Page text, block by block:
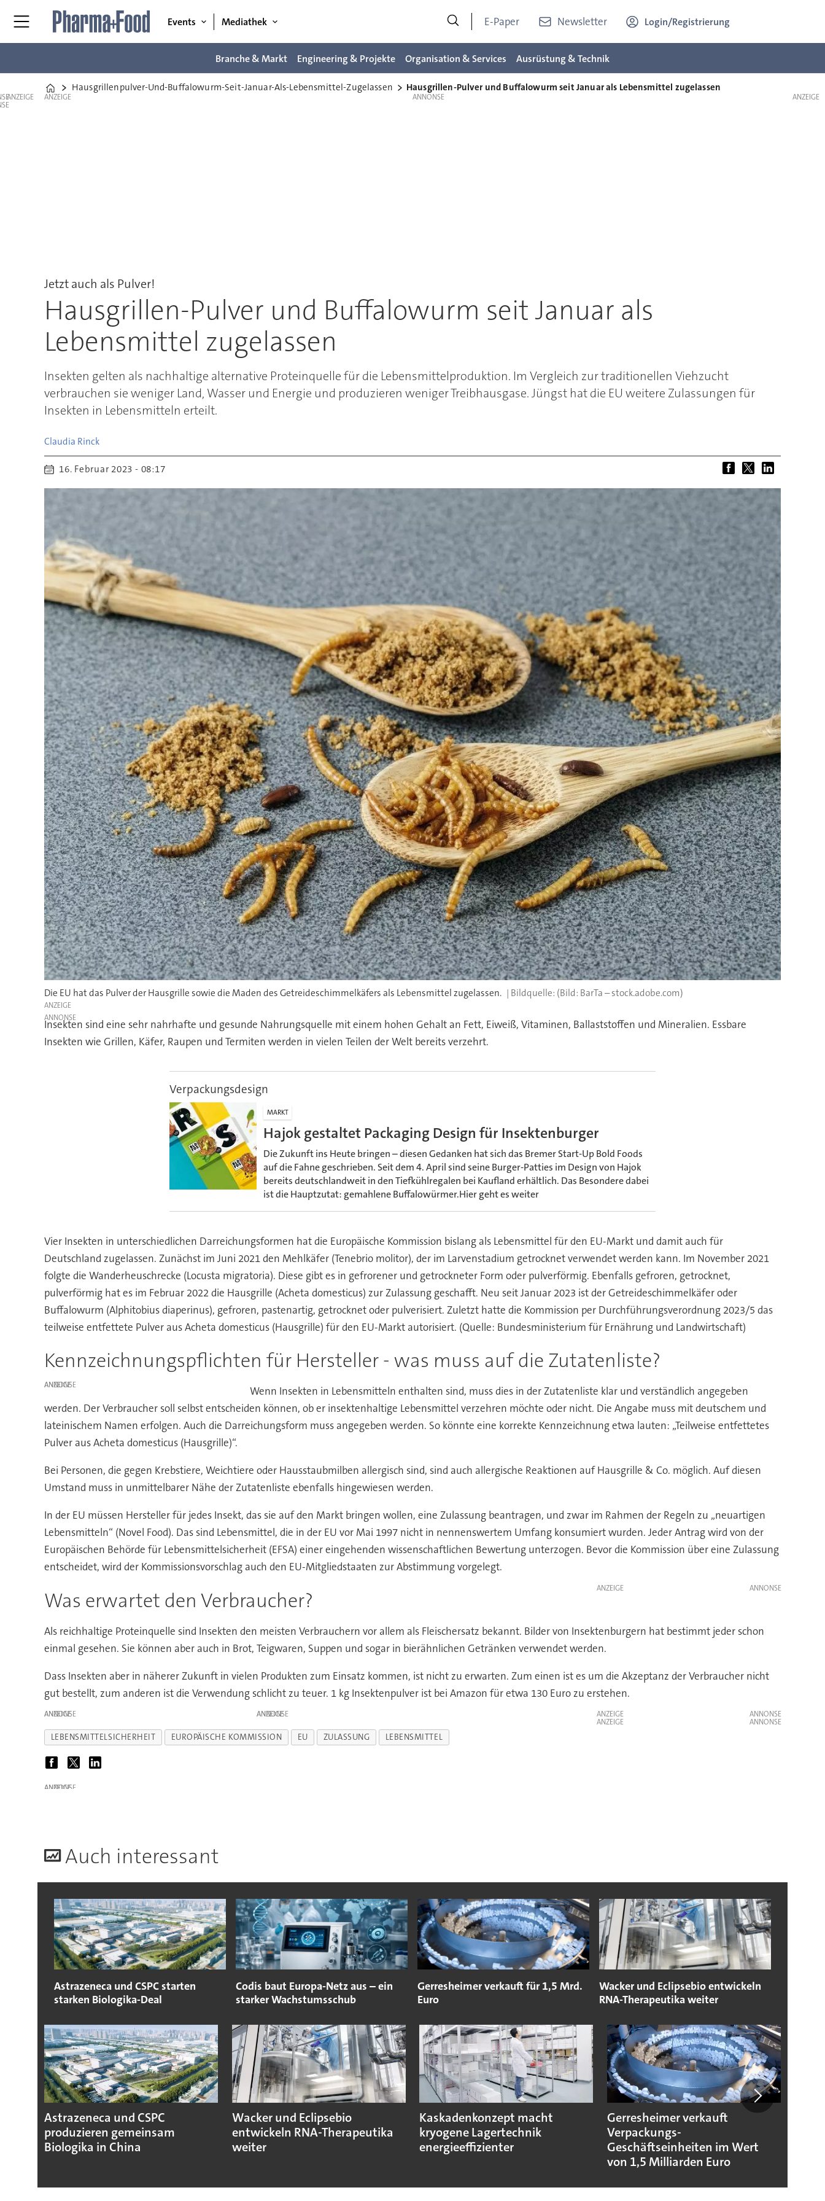
Events Mediathek E-Paper Newsletter Login/Registrierung
Branche & Markt Engineering & Projekte Organisation & Services Ausrüstung & Technik
Home
Hausgrillenpulver-Und-Buffalowurm-Seit-Januar-Als-Lebensmittel-Zugelassen Hausgrillen-Pulver und Buffalowurm seit Januar als Lebensmittel zugelassen
ANZEIGE ANZEIGE
Jetzt auch als Pulver!
Hausgrillen-Pulver und Buffalowurm seit Januar als
Lebensmittel zugelassen
Insekten gelten als nachhaltige alternative Proteinquelle für die Lebensmittelproduktion. Im Vergleich zur traditionellen Viehzucht
verbrauchen sie weniger Land, Wasser und Energie und produzieren weniger Treibhausgase. Jüngst hat die EU weitere Zulassungen für
Insekten in Lebensmitteln erteilt.
Claudia Rinck
16. Februar 2023 - 08:17
Die EU hat das Pulver der Hausgrille sowie die Maden des Getreideschimmelkäfers als Lebensmittel zugelassen. (Bild: BarTa – stock.adobe.com)
ANZEIGE
Insekten sind eine sehr nahrhafte und gesunde Nahrungsquelle mit einem hohen Gehalt an Fett, Eiweiß, Vitaminen, Ballaststoffen und Mineralien. Essbare
Insekten wie Grillen, Käfer, Raupen und Termiten werden in vielen Teilen der Welt bereits verzehrt.
Verpackungsdesign
MARKT
Hajok gestaltet Packaging Design für Insektenburger
Die Zukunft ins Heute bringen – diesen Gedanken hat sich das Bremer Start-Up Bold Foods
auf die Fahne geschrieben. Seit dem 4. April sind seine Burger-Patties im Design von Hajok
bereits deutschlandweit in den Tiefkühlregalen bei Kaufland erhältlich. Das Besondere dabei
ist die Hauptzutat: gemahlene Buffalowürmer.Hier geht es weiter
Vier Insekten in unterschiedlichen Darreichungsformen hat die Europäische Kommission bislang als Lebensmittel für den EU-Markt und damit auch für
Deutschland zugelassen. Zunächst im Juni 2021 den Mehlkäfer (Tenebrio molitor), der im Larvenstadium getrocknet verwendet werden kann. Im November 2021
folgte die Wanderheuschrecke (Locusta migratoria). Diese gibt es in gefrorener und getrockneter Form oder pulverförmig. Ebenfalls gefroren, getrocknet,
pulverförmig hat es im Februar 2022 die Hausgrille (Acheta domesticus) zur Zulassung geschafft. Neu seit Januar 2023 ist der Getreideschimmelkäfer oder
Buffalowurm (Alphitobius diaperinus), gefroren, pastenartig, getrocknet oder pulverisiert. Zuletzt hatte die Kommission per Durchführungsverordnung 2023/5 das
teilweise entfettete Pulver aus Acheta domesticus (Hausgrille) für den EU-Markt autorisiert. (Quelle: Bundesministerium für Ernährung und Landwirtschaft)
Kennzeichnungspflichten für Hersteller - was muss auf die Zutatenliste?
ANZEIGE
Wenn Insekten in Lebensmitteln enthalten sind, muss dies in der Zutatenliste klar und verständlich angegeben
werden. Der Verbraucher soll selbst entscheiden können, ob er insektenhaltige Lebensmittel verzehren möchte oder nicht. Die Angabe muss mit deutschem und
lateinischem Namen erfolgen. Auch die Darreichungsform muss angegeben werden. So könnte eine korrekte Kennzeichnung etwa lauten: „Teilweise entfettetes
Pulver aus Acheta domesticus (Hausgrille)“.
Bei Personen, die gegen Krebstiere, Weichtiere oder Hausstaubmilben allergisch sind, sind auch allergische Reaktionen auf Hausgrille & Co. möglich. Auf diesen
Umstand muss in unmittelbarer Nähe der Zutatenliste ebenfalls hingewiesen werden.
In der EU müssen Hersteller für jedes Insekt, das sie auf den Markt bringen wollen, eine Zulassung beantragen, und zwar im Rahmen der Regeln zu „neuartigen
Lebensmitteln“ (Novel Food). Das sind Lebensmittel, die in der EU vor Mai 1997 nicht in nennenswertem Umfang konsumiert wurden. Jeder Antrag wird von der
Europäischen Behörde für Lebensmittelsicherheit (EFSA) einer eingehenden wissenschaftlichen Bewertung unterzogen. Bevor die Kommission über eine Zulassung
entscheidet, wird der Kommissionsvorschlag auch den EU-Mitgliedstaaten zur Abstimmung vorgelegt.
ANZEIGE
Was erwartet den Verbraucher?
Als reichhaltige Proteinquelle sind Insekten den meisten Verbrauchern vor allem als Fleischersatz bekannt. Bilder von Insektenburgern hat bestimmt jeder schon
einmal gesehen. Sie können aber auch in Brot, Teigwaren, Suppen und sogar in bierähnlichen Getränken verwendet werden.
Dass Insekten aber in näherer Zukunft in vielen Produkten zum Einsatz kommen, ist nicht zu erwarten. Zum einen ist es um die Akzeptanz der Verbraucher nicht
gut bestellt, zum anderen ist die Verwendung schlicht zu teuer. 1 kg Insektenpulver ist bei Amazon für etwa 130 Euro zu erstehen.
ANZEIGE ANZEIGE
ANZEIGE
ANZEIGE
LEBENSMITTELSICHERHEIT EUROPÄISCHE KOMMISSION EU ZULASSUNG LEBENSMITTEL
ANZEIGE
Auch interessant
Astrazeneca und CSPC starten
starken Biologika-Deal
Codis baut Europa-Netz aus – ein
starker Wachstumsschub
Gerresheimer verkauft für 1,5 Mrd.
Euro
Wacker und Eclipsebio entwickeln
RNA-Therapeutika weiter
Astrazeneca und CSPC
produzieren gemeinsam
Biologika in China
Wacker und Eclipsebio
entwickeln RNA-Therapeutika
weiter
Kaskadenkonzept macht
kryogene Lagertechnik
energieeffizienter
Gerresheimer verkauft
Verpackungs-
Geschäftseinheiten im Wert
von 1,5 Milliarden Euro
ANZEIGE